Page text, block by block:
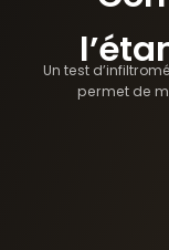
Un test
permet de